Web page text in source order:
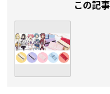
この記